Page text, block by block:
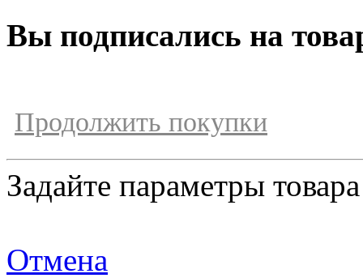
Вы подписались на
Продолжить покупки
Задайте параметры товара
Отмена